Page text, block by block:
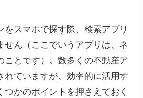
をスマホで探す際、検索アプリ
せん（ここでいうアプリは、ネ
ことです）。数多くの不動産ア
れていますが、効率的に活用す
つかのポイントを押さえておく